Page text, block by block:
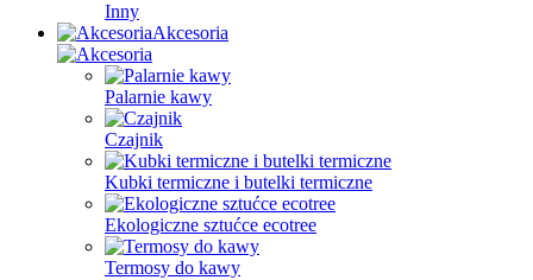
Inny
Akcesoria
Palarnie kawy
Czajnik
Kubki termiczne i butelki termiczne
Ekologiczne sztućce ecotree
Termosy do kawy